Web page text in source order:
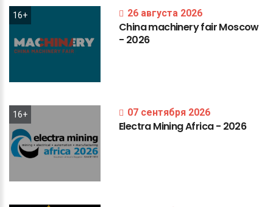
16+ 26 августа 2026
ChinamachineryfairMoscow
- 2026
16+ 07 сентября 2026
ElectraMiningAfrica- 2026